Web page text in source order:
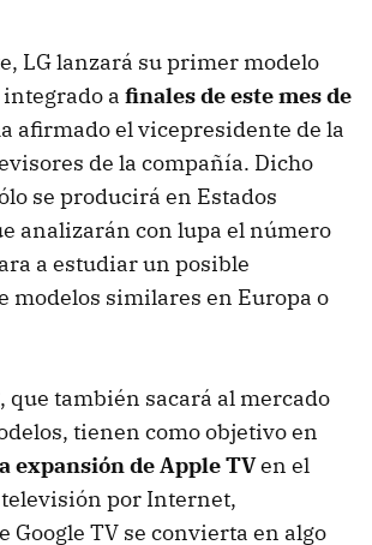
LG lanzará su primer modelo
integrado a finales de este mes de
afirmado el vicepresidente de la
de la compañía. Dicho
se producirá en Estados
analizarán con lupa el número
a estudiar un posible
modelos similares en Europa o
que también sacará al mercado
tienen como objetivo en
expansión de Apple TVen el
por Internet,
Google TV se convierta en algo